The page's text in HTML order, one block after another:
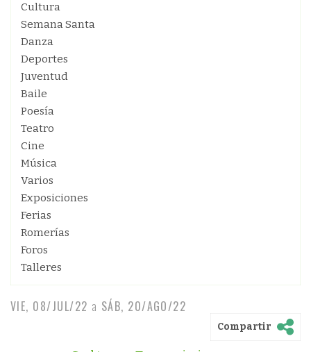
Cultura
Semana Santa
Danza
Deportes
Juventud
Baile
Poesía
Teatro
Cine
Música
Varios
Exposiciones
Ferias
Romerías
Foros
Talleres
VIE, 08/JUL/22 a SÁB, 20/AGO/22
Compartir